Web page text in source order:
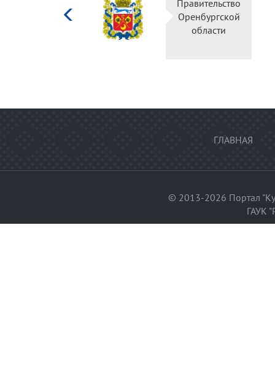
Правительство
Оренбургской
области
ГЛАВНАЯ
© 2013-2026 Портал
ГАУК